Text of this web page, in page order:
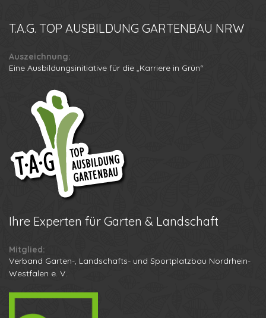
T.A.G. TOP AUSBILDUNG GARTENBAU NRW
Auszeichnung:
Eine Ausbildungsinitiative für die „Karriere in Grün“
Ihre Experten für Garten & Landschaft
Mitglied:
Verband Garten-, Landschafts- und Sportplatzbau Nordrhein-
Westfalen e. V.